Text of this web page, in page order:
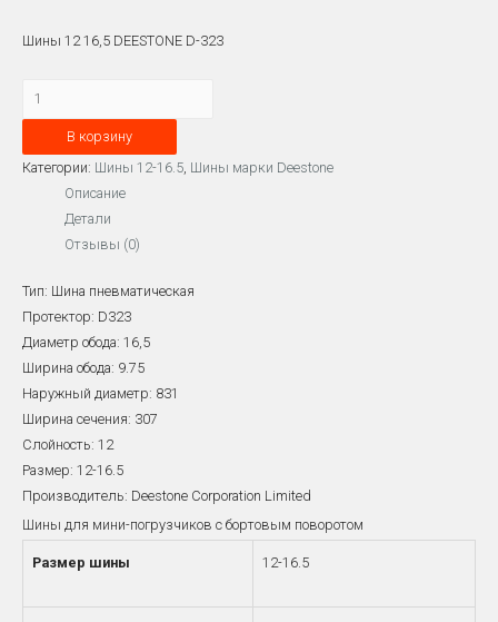
Шины 12 16,5 DEESTONE D-323
Количество
Шина
16.5
DEESTONE
TL
В корзину
Категории: Шины 12-16.5 Шины марки Deestone
Описание
Детали
Отзывы (0)
Тип: Шина пневматическая
Протектор: D323
Диаметр обода: 16,5
Ширина обода: 9.75
Наружный диаметр: 831
Ширина сечения: 307
Слойность: 12
Размер: 12-16.5
Производитель: Deestone Corporation Limited
Шины для мини-погрузчиков с бортовым поворотом
Размер шины 12-16.5